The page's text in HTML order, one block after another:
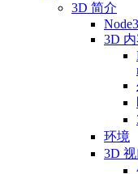
3D 简介
3D
环境
3D 视